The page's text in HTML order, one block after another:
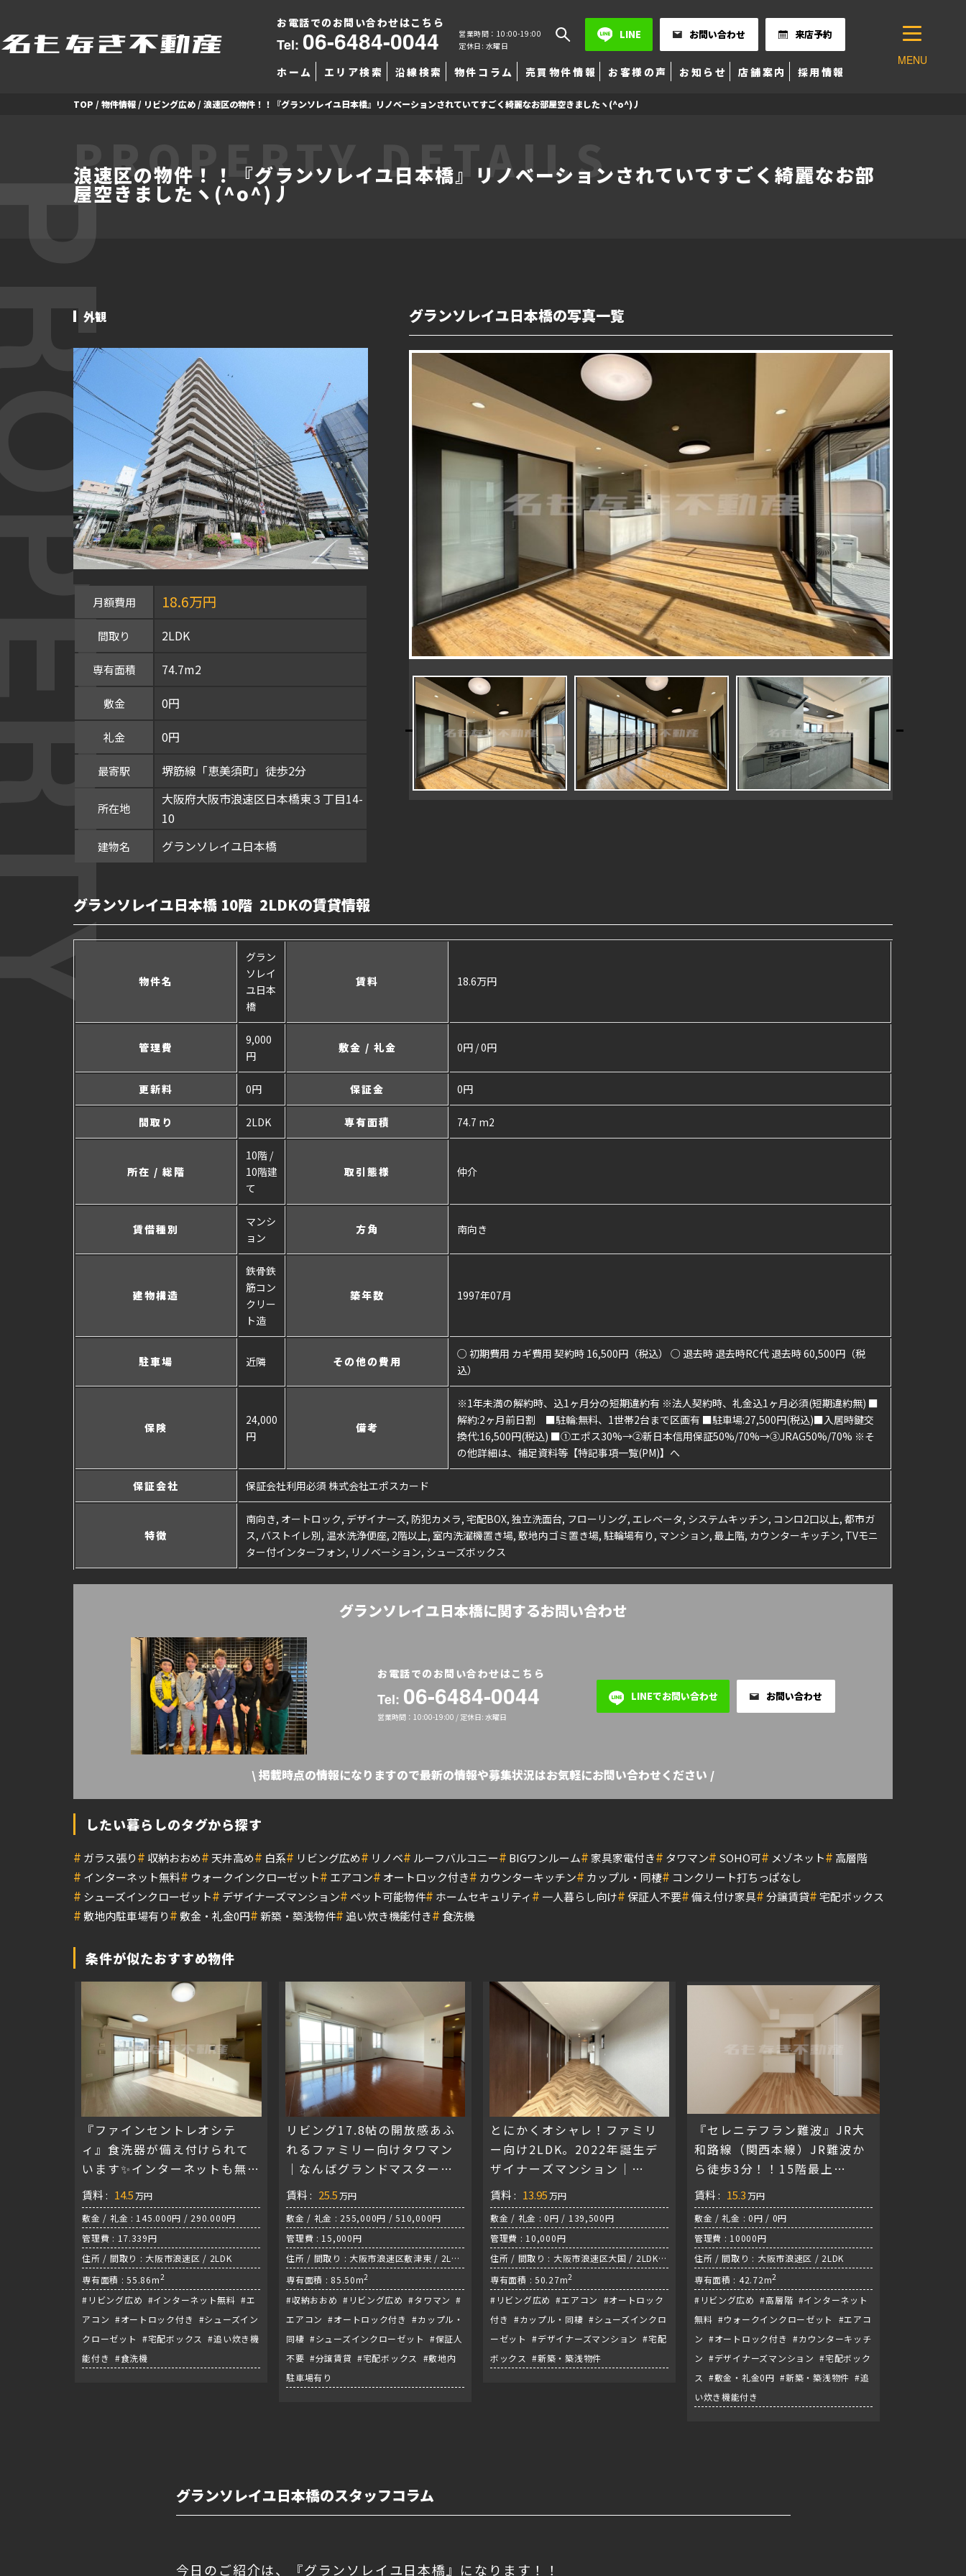
お電話でのお問い合わせはこちら
Tel: 06-6484-0044
営業時間：10:00-19:00
定休日: 水曜日
LINE お問い合わせ 来店予約
ホーム エリア検索 沿線検索 物件コラム 売買物件情報 お客様の声 お知らせ 店舗案内 採用情報
MENU
TOP / 物件情報 / リビング広め / 浪速区の物件！！『グランソレイユ日本橋』リノベーションされていてすごく綺麗なお部屋空きましたヽ(^o^)丿
PROPERTY DETAILS
浪速区の物件！！『グランソレイユ日本橋』リノベーションされていてすごく綺麗なお部
屋空きましたヽ(^o^)丿
外観
月額費用 18.6万円
間取り 2LDK
専有面積 74.7m2
敷金 0円
礼金 0円
最寄駅 堺筋線「恵美須町」徒歩2分
所在地
大阪府大阪市浪速区日本橋東３丁目14-
10
建物名 グランソレイユ日本橋
グランソレイユ日本橋の写真一覧
グランソレイユ日本橋 10階 2LDKの賃貸情報
物件名
グラン
ソレイ
ユ日本
橋
賃料 18.6万円
管理費
9,000
円
敷金 / 礼金 0円 / 0円
更新料 0円 保証金 0円
間取り 2LDK 専有面積 74.7 m2
所在 / 総階
10階 /
10階建
て
取引態様 仲介
賃借種別
マンシ
ョン
方角 南向き
建物構造
鉄骨鉄
筋コン
クリー
ト造
築年数 1997年07月
駐車場 近隣 その他の費用
○ 初期費用 カギ費用 契約時 16,500円（税込） ○ 退去時 退去時RC代 退去時 60,500円（税
込）
保険
24,000
円
備考
※1年未満の解約時、込1ヶ月分の短期違約有 ※法人契約時、礼金込1ヶ月必須(短期違約無) ■
解約:2ヶ月前日割 ■駐輪:無料、1世帯2台まで区画有 ■駐車場:27,500円(税込)■入居時鍵交
換代:16,500円(税込) ■①エポス30%→②新日本信用保証50%/70%→③JRAG50%/70% ※そ
の他詳細は、補足資料等【特記事項一覧(PM)】へ
保証会社 保証会社利用必須 株式会社エポスカード
特徴
南向き, オートロック, デザイナーズ, 防犯カメラ, 宅配BOX, 独立洗面台, フローリング, エレベータ, システムキッチン, コンロ2口以上, 都市ガ
ス, バストイレ別, 温水洗浄便座, 2階以上, 室内洗濯機置き場, 敷地内ゴミ置き場, 駐輪場有り, マンション, 最上階, カウンターキッチン, TVモニ
ター付インターフォン, リノベーション, シューズボックス
グランソレイユ日本橋に関するお問い合わせ
お電話でのお問い合わせはこちら
Tel: 06-6484-0044
営業時間：10:00-19:00 / 定休日: 水曜日
LINEでお問い合わせ お問い合わせ
\ 掲載時点の情報になりますので最新の情報や募集状況はお気軽にお問い合わせください /
したい暮らしのタグから探す
# ガラス張り# 収納おおめ# 天井高め# 白系# リビング広め# リノベ# ルーフバルコニー# BIGワンルーム#家具家電付き# タワマン# SOHO可# メゾネット# 高層階
# インターネット無料# ウォークインクローゼット# エアコン# オートロック付き# カウンターキッチン# カップル・同棲# コンクリート打ちっぱなし
# シューズインクローゼット# デザイナーズマンション# ペット可能物件# ホームセキュリティ# 一人暮らし向け#保証人不要#備え付け家具#分譲賃貸#宅配ボックス
# 敷地内駐車場有り# 敷金・礼金0円#新築・築浅物件#追い炊き機能付き# 食洗機
条件が似たおすすめ物件
『ファインセントレオシテ
ィ』食洗器が備え付けられて
います✨インターネットも無料
(^^♪
賃料 : 14.5万円
敷金 / 礼金 : 145.000円 / 290.000円
管理費 : 17.339円
住所 / 間取り : 大阪市浪速区 / 2LDK
専有面積 : 55.86m2
#リビング広め #インターネット無料 #エ
アコン #オートロック付き #シューズイン
クローゼット #宅配ボックス #追い炊き機
能付き #食洗機
リビング17.8帖の開放感あふ
れるファミリー向けタワマン
｜なんばグランドマスターズ
タワー
賃料 : 25.5万円
敷金 / 礼金 : 255,000円 / 510,000円
管理費 : 15,000円
住所 / 間取り : 大阪市浪速区敷津東 / 2LDK
/ 御堂筋線『大国町駅』
専有面積 : 85.50m2
#収納おおめ #リビング広め #タワマン #
エアコン #オートロック付き #カップル・
同棲 #シューズインクローゼット #保証人
不要 #分譲賃貸 #宅配ボックス #敷地内
駐車場有り
とにかくオシャレ！ファミリ
ー向け2LDK。2022年誕生デ
ザイナーズマンション｜
HOPETREE難波今宮
賃料 : 13.95万円
敷金 / 礼金 : 0円 / 139,500円
管理費 : 10,000円
住所 / 間取り : 大阪市浪速区大国 / 2LDK /
環状線『今宮駅』
専有面積 : 50.27m2
#リビング広め #エアコン #オートロック
付き #カップル・同棲 #シューズインクロ
ーゼット #デザイナーズマンション #宅配
ボックス #新築・築浅物件
『セレニテフラン難波』JR大
和路線（関西本線）JR難波か
ら徒歩3分！！15階最上
階！！！インターネット無料✨
賃料 : 15.3万円
敷金 / 礼金 : 0円 / 0円
管理費 : 10000円
住所 / 間取り : 大阪市浪速区 / 2LDK
専有面積 : 42.72m2
#リビング広め #高層階 #インターネット
無料 #ウォークインクローゼット #エアコ
ン #オートロック付き #カウンターキッチ
ン #デザイナーズマンション #宅配ボック
ス #敷金・礼金0円 #新築・築浅物件 #追
い炊き機能付き
グランソレイユ日本橋のスタッフコラム
今日のご紹介は、『グランソレイユ日本橋』になります！！